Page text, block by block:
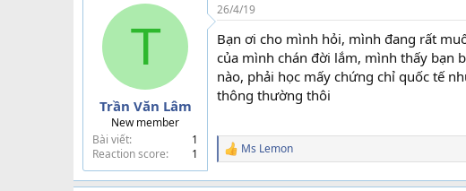
t
i
o
n
s
:
T
Trần Văn Lâm
New member
Bài viết
1
Reaction score
1
26/4/19
Bạn ơi cho mình hỏi, mình đang rất
của mình chán đời lắm, mình thấy bạn
nào, phải học mấy chứng chỉ quốc tế
thông thường thôi
R
a
Ms Lemon